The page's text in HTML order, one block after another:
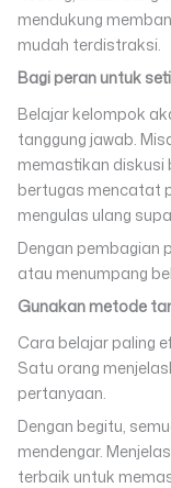
mendukung
mudah terdistraksi.
Bagi peran untuk
Belajar kelompok
tanggung jawab.
memastikan diskusi
bertugas mencatat
mengulas ulang
Dengan pembagian
atau menumpang
Gunakan metode
Cara belajar paling
Satu orang
pertanyaan.
Dengan begitu,
mendengar.
terbaik untuk